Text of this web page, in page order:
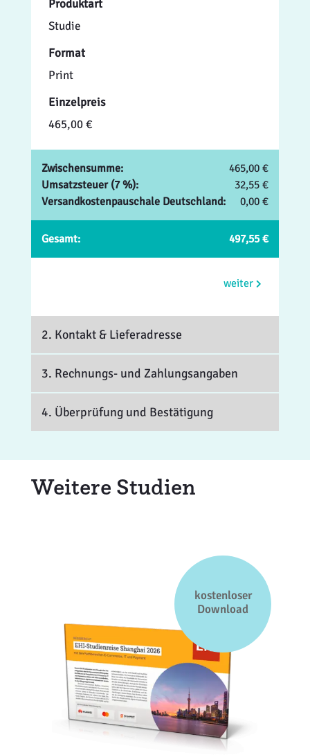
Produktart
Studie
Format
Print
Einzelpreis
465,00 €
Zwischensumme:
465,00 €
Umsatzsteuer (7 %):
32,55 €
Versandkostenpauschale Deutschland:
0,00 €
Gesamt: 497,55 €
weiter
2. Kontakt& Lieferadresse
3. Rechnungs- und Zahlungsangaben
4. Überprüfung und Bestätigung
Weitere Studien
kostenloser
Download